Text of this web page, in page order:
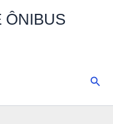
ÔNIBUS